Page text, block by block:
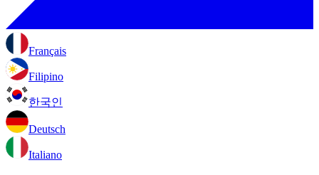
Français
Filipino
한국인
Deutsch
Italiano